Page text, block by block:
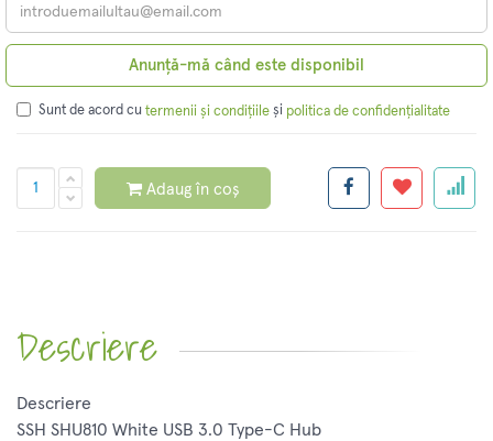
Anunță-mă când este disponibil
Sunt de acord cu termenii și condițiile și politica de confidențialitate
Adaug în coș
Descriere
Descriere
SSH SHU810 White USB 3.0 Type-C Hub